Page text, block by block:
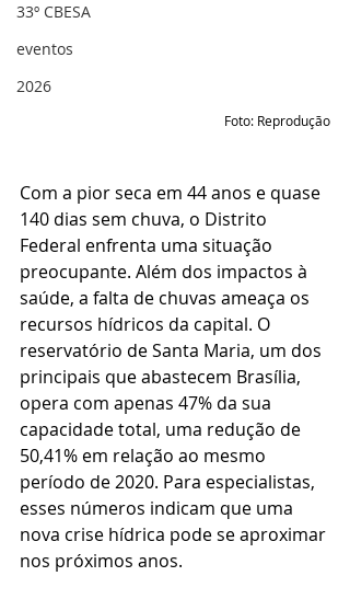
33º CBESA
eventos
2026
Foto: Reprodução
Com a pior seca em 44 anos e quase
140 dias sem chuva, o Distrito
Federal enfrenta uma situação
preocupante. Além dos impactos à
saúde, a falta de chuvas ameaça os
recursos hídricos da capital. O
reservatório de Santa Maria, um dos
principais que abastecem Brasília,
opera com apenas 47% da sua
capacidade total, uma redução de
50,41% em relação ao mesmo
período de 2020. Para especialistas,
esses números indicam que uma
nova crise hídrica pode se aproximar
nos próximos anos.